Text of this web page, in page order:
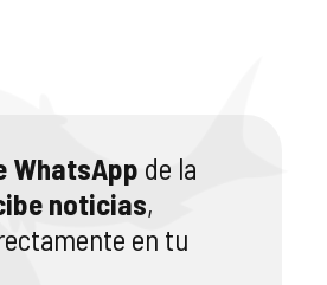
WhatsApp de la
noticias,
en tu